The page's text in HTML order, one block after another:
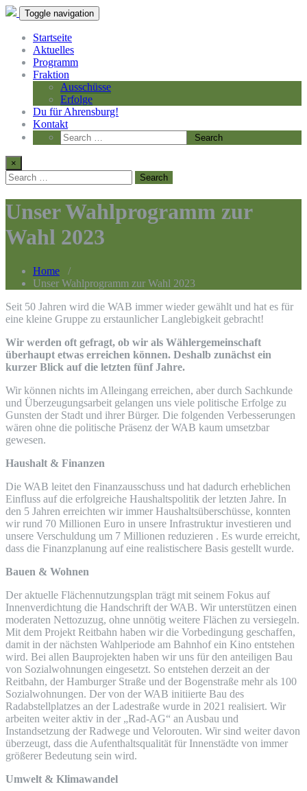
Toggle navigation
Startseite
Aktuelles
Programm
Fraktion
Ausschüsse
Erfolge
Du für Ahrensburg!
Kontakt
×
Unser Wahlprogramm zur
Wahl 2023
Home /
Unser Wahlprogramm zur Wahl 2023
Seit 50 Jahren wird die WAB immer wieder gewählt und hat es für
eine kleine Gruppe zu erstaunlicher Langlebigkeit gebracht!
Wir werden oft gefragt, ob wir als Wählergemeinschaft
überhaupt etwas erreichen können. Deshalb zunächst ein
kurzer Blick auf die letzten fünf Jahre.
Wir können nichts im Alleingang erreichen, aber durch Sachkunde
und Überzeugungsarbeit gelangen uns viele politische Erfolge zu
Gunsten der Stadt und ihrer Bürger. Die folgenden Verbesserungen
wären ohne die politische Präsenz der WAB kaum umsetzbar
gewesen.
Haushalt & Finanzen
Die WAB leitet den Finanzausschuss und hat dadurch erheblichen
Einfluss auf die erfolgreiche Haushaltspolitik der letzten Jahre. In
den 5 Jahren erreichten wir immer Haushaltsüberschüsse, konnten
wir rund 70 Millionen Euro in unsere Infrastruktur investieren und
unsere Verschuldung um 7 Millionen reduzieren . Es wurde erreicht,
dass die Finanzplanung auf eine realistischere Basis gestellt wurde.
Bauen & Wohnen
Der aktuelle Flächennutzungsplan trägt mit seinem Fokus auf
Innenverdichtung die Handschrift der WAB. Wir unterstützen einen
moderaten Nettozuzug, ohne unnötig weitere Flächen zu versiegeln.
Mit dem Projekt Reitbahn haben wir die Vorbedingung geschaffen,
damit in der nächsten Wahlperiode am Bahnhof ein Kino entstehen
wird. Bei allen Bauprojekten haben wir uns für den anteiligen Bau
von Sozialwohnungen eingesetzt. So entstehen derzeit an der
Reitbahn, der Hamburger Straße und der Bogenstraße mehr als 100
Sozialwohnungen. Der von der WAB initiierte Bau des
Radabstellplatzes an der Ladestraße wurde in 2021 realisiert. Wir
arbeiten weiter aktiv in der „Rad-AG“ an Ausbau und
Instandsetzung der Radwege und Velorouten. Wir sind weiter davon
überzeugt, dass die Aufenthaltsqualität für Innenstädte von immer
größerer Bedeutung sein wird.
Umwelt & Klimawandel